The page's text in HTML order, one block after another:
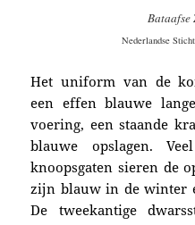
Bataafse
Nederlandse
Het uniform van de
een effen blauwe
voering, een staande
blauwe opslagen.
knoopsgaten sieren de
zijn blauw in de winter
De tweekantige